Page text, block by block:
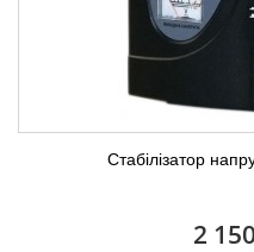
Стабілізатор
2